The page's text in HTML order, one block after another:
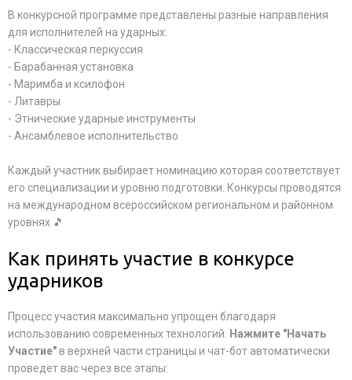
В конкурсной программе представлены разные направления
для исполнителей на ударных:
- Классическая перкуссия
- Барабанная установка
- Маримба и ксилофон
- Литавры
- Этнические ударные инструменты
- Ансамблевое исполнительство
Каждый участник выбирает номинацию которая соответствует
его специализации и уровню подготовки. Конкурсы проводятся
на международном всероссийском региональном и районном
уровнях 🎵
Как принять участие в конкурсе
ударников
Процесс участия максимально упрощен благодаря
использованию современных технологий.
Нажмите "Начать
Участие"в верхней части страницы и чат-бот автоматически
проведет вас через все этапы: